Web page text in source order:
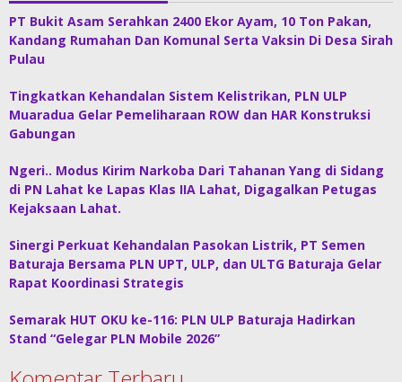
PT Bukit Asam Serahkan 2400 Ekor Ayam, 10 Ton Pakan,
Kandang Rumahan Dan Komunal Serta Vaksin Di Desa Sirah
Pulau
Tingkatkan Kehandalan Sistem Kelistrikan, PLN ULP
Muaradua Gelar Pemeliharaan ROW dan HAR Konstruksi
Gabungan
Ngeri.. Modus Kirim Narkoba Dari Tahanan Yang di Sidang
di PN Lahat ke Lapas Klas IIA Lahat, Digagalkan Petugas
Kejaksaan Lahat.
Sinergi Perkuat Kehandalan Pasokan Listrik, PT Semen
Baturaja Bersama PLN UPT, ULP, dan ULTG Baturaja Gelar
Rapat Koordinasi Strategis
Semarak HUT OKU ke-116: PLN ULP Baturaja Hadirkan
Stand “Gelegar PLN Mobile 2026”